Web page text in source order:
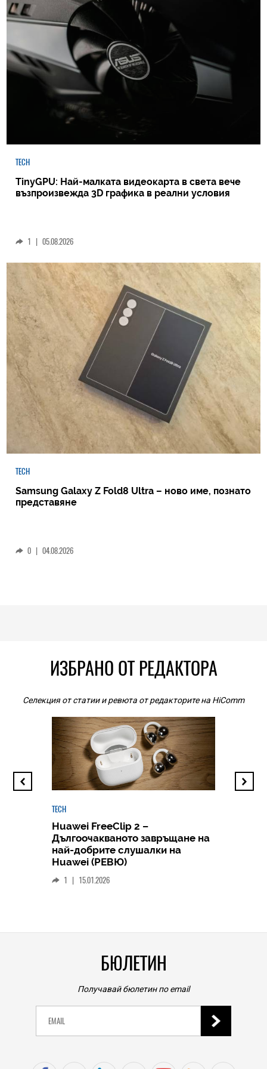
TECH
TinyGPU: Най-малката видеокарта в света вече
възпроизвежда 3D графика в реални условия
1 | 05.08.2026
TECH
Samsung Galaxy Z Fold8 Ultra – ново име, познато
представяне
0 | 04.08.2026
ИЗБРАНО ОТ РЕДАКТОРА
Селекция от статии и ревюта от редакторите на HiComm
TECH
Huawei FreeClip 2 –
Дългоочакваното завръщане на
най-добрите слушалки на
Huawei (РЕВЮ)
1 | 15.01.2026
БЮЛЕТИН
Получавай бюлетин по email